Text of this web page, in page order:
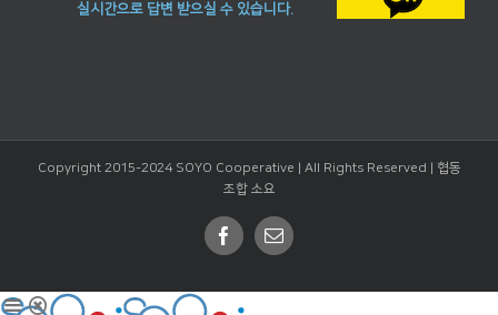
실시간으로 답변 받으실 수 있습니다.
Copyright 2015-2024 SOYO Cooperative | All Rights Reserved | 협동
조합 소요
Facebook
Email